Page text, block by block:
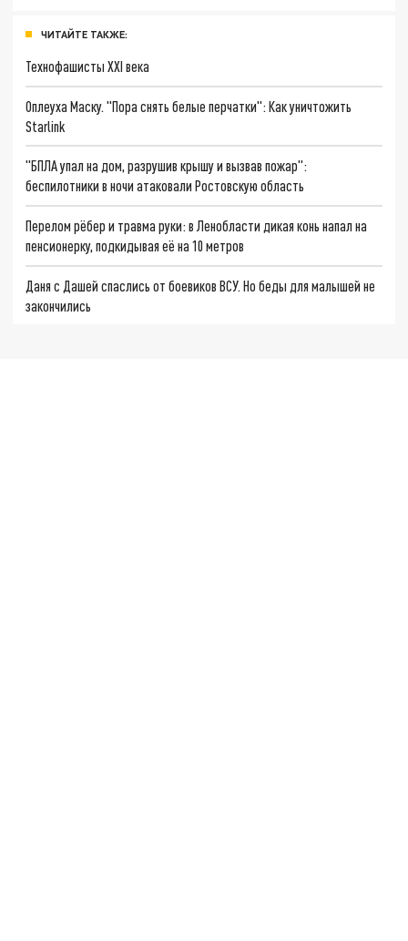
ЧИТАЙТЕ ТАКЖЕ:
Технофашисты XXI века
Оплеуха Маску. "Пора снять белые перчатки": Как уничтожить
Starlink
"БПЛА упал на дом, разрушив крышу и вызвав пожар":
беспилотники в ночи атаковали Ростовскую область
Перелом рёбер и травма руки: в Ленобласти дикая конь напал на
пенсионерку, подкидывая её на 10 метров
Даня с Дашей спаслись от боевиков ВСУ. Но беды для малышей не
закончились